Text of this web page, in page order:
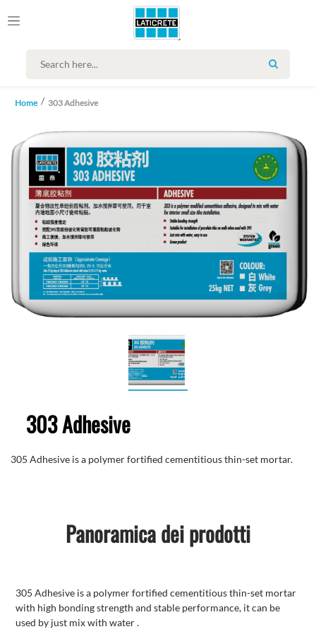
SEARCH
Home 303 Adhesive
303 Adhesive
305 Adhesive is a polymer fortified cementitious thin-set mortar.
Panoramica dei prodotti
305 Adhesive is a polymer fortified cementitious thin-set mortar
with high bonding strength and stable performance, it can be
used by just mix with water .